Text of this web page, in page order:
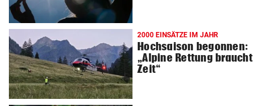
2000 EINSÄTZE IM JAHR
Hochsaison begonnen:
„Alpine Rettung braucht
Zeit“